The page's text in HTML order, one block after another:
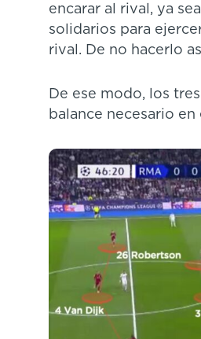
encarar al rival, ya
solidarios para
rival. De no hacerlo
De ese modo, los
balance necesario en